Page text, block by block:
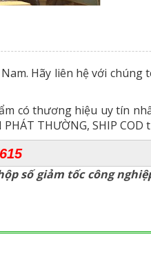
Hãy liên hệ với chúng
có thương hiệu uy tín
THƯỜNG, SHIP COD
số giảm tốc công